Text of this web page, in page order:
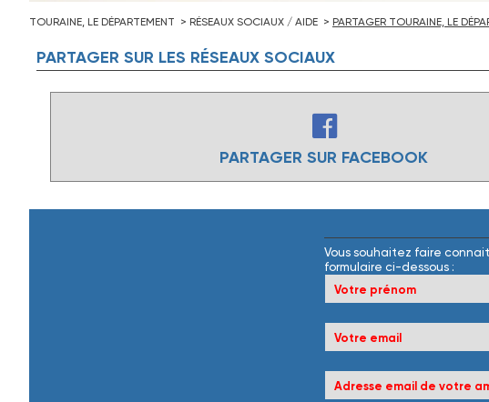
TOURAINE, LE DÉPARTEMENT RÉSEAUX SOCIAUX / AIDE PARTAGER TOURAINE, LE
PARTAGER SUR LES RÉSEAUX SOCIAUX
PARTAGER SUR FACEBOOK
Vous souhaitez faire
formulaire ci-dessous :